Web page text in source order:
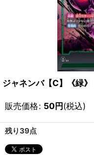
ジャネンバ【C】《緑》
販売価格: 50円(税込)
残り39点